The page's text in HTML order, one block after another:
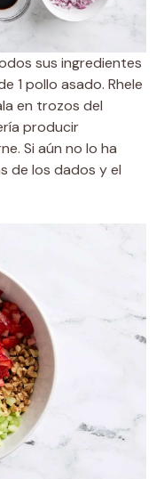
sus ingredientes
1 pollo asado. Rhele
en trozos del
producir
Si aún no lo ha
de los dados y el